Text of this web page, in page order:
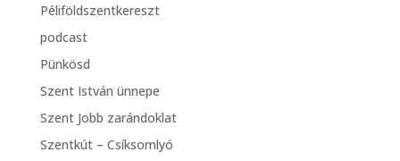
Péliföldszentkereszt
podcast
Pünkösd
Szent István ünnepe
Szent Jobb zarándoklat
Szentkút – Csíksomlyó